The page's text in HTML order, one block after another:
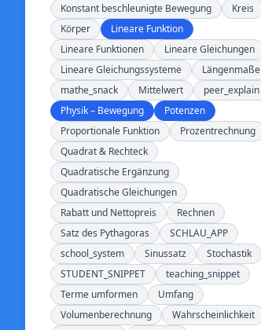
Konstant beschleunigte Bewegung
Kreis
Körper
Lineare Funktion
Lineare Funktionen
Lineare Gleichungen
Lineare Gleichungssysteme
Längenmaße
mathe_snack
Mittelwert
peer_explain
Physik – Bewegung
Potenzen
Proportionale Funktion
Prozentrechnung
Quadrat & Rechteck
Quadratische Ergänzung
Quadratische Gleichungen
Rabatt und Nettopreis
Rechnen
Satz des Pythagoras
SCHLAU_APP
school_system
Sinussatz
Stochastik
STUDENT_SNIPPET
teaching_snippet
Terme umformen
Umfang
Volumenberechnung
Wahrscheinlichkeit